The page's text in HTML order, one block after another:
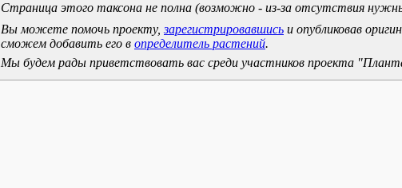
Страница этого таксона не полна (возможно - из-за отсутствия
Вы можете помочь проекту, зарегистрировавшись и опубликовав
сможем добавить его в определитель растений.
Мы будем рады приветствовать вас среди участников проекта